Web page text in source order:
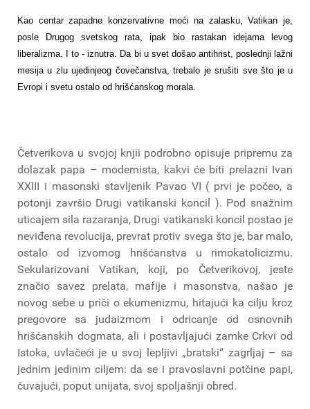
Kao centar zapadne konzervativne moći na zalasku, Vatikan je,
posle Drugog svetskog rata, ipak bio rastakan idejama levog
liberalizma. I to - iznutra. Da bi u svet došao antihrist, poslednji lažni
mesija u zlu ujedinjeog čovečanstva, trebalo je srušiti sve što je u
Evropi i svetu ostalo od hrišćanskog morala.
Četverikova u svojoj knjii podrobno opisuje pripremu za
dolazak papa – modernista, kakvi će biti prelazni Ivan
XXIII i masonski stavljenik Pavao VI ( prvi je počeo, a
potonji završio Drugi vatikanski koncil ). Pod snažnim
uticajem sila razaranja, Drugi vatikanski koncil postao je
neviđena revolucija, prevrat protiv svega što je, bar malo,
ostalo od izvornog hrišćanstva u rimokatolicizmu.
Sekularizovani Vatikan, koji, po Četverikovoj, jeste
značio savez prelata, mafije i masonstva, našao je
novog sebe u priči o ekumenizmu, hitajući ka cilju kroz
pregovore sa judaizmom i odricanje od osnovnih
hrišćanskih dogmata, ali i postavljajući zamke Crkvi od
Istoka, uvlačeći je u svoj lepljivi „bratski“ zagrljaj – sa
jednim jedinim ciljem: da se i pravoslavni potčine papi,
čuvajući, poput unijata, svoj spoljašnji obred.